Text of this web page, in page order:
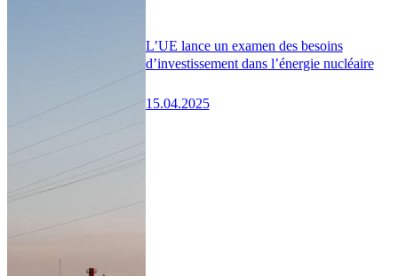
L’UE lance un examen des besoins
d’investissement dans l’énergie nucléaire
15.04.2025